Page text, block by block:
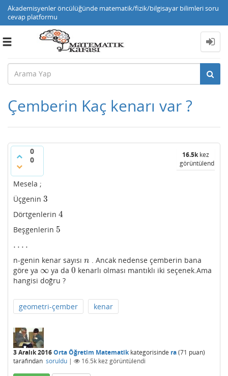
Akademisyenler öncülüğünde matematik/fizik/bilgisayar bilimleri soru
cevap platformu
Toggle
Çemberin Kaç kenarı var ?
0
0
16.5kkez
görüntülendi
Mesela ;
Üçgenin 3
3
Dörtgenlerin 4
4
Beşgenlerin 5
5
. . . .
. .
n-genin kenar sayısı n
n . Ancak nedense çemberin bana
göre ya ∞
∞ ya da 0
0 kenarlı olması mantıklı iki seçenek.Ama
hangisi doğru ?
geometri-çember kenar
3 Aralık 2016Orta Öğretim Matematikkategorisinde ra(71 puan)
tarafından soruldu | 16.5k kez görüntülendi